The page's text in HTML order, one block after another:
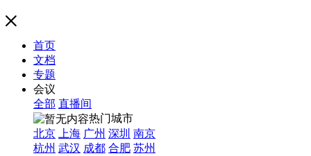
首页
文档
专题
会议
全部 直播间
热门城市
北京
上海 广州 深圳 南京
杭州 武汉 成都 合肥 苏州